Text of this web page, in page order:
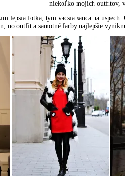
niekoľko mojich outfitov, v
lepšia fotka, tým väčšia šanca na
no outfit a samotné farby najlepšie